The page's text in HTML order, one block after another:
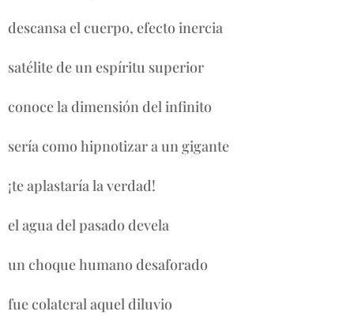
descansa el cuerpo, efecto inercia
satélite de un espíritu superior
conoce la dimensión del infinito
sería como hipnotizar a un gigante
¡te aplastaría la verdad!
el agua del pasado devela
un choque humano desaforado
fue colateral aquel diluvio